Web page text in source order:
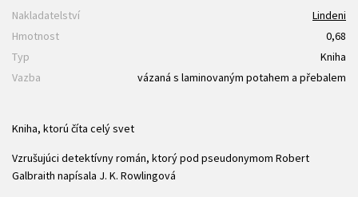
Nakladatelství
Lindeni
Hmotnost
0,68
Typ
Kniha
Vazba
vázaná s laminovaným potahem a přebalem
Kniha, ktorú číta celý svet
Vzrušujúci detektívny román, ktorý pod pseudonymom Robert
Galbraith napísala J. K. Rowlingová